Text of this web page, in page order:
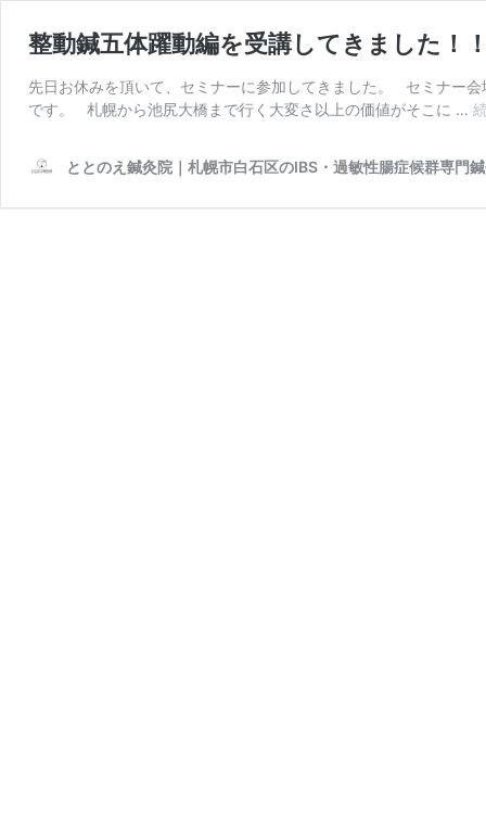
整動鍼五体躍動編を受講してきました！
先日お休みを頂いて、セミナーに参加してきました。 セミナー
です。 札幌から池尻大橋まで行く大変さ以上の価値がそこに …
ととのえ鍼灸院｜札幌市白石区のIBS・過敏性腸症候群専門